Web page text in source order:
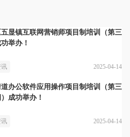
五显镇互联网营销师项目制培训（第三
举办！
2025-04-14
办公软件应用操作项目制培训（第三
成功举办！
2025-04-14